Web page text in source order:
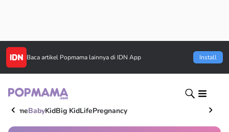
Baca artikel Popmama lainnya di IDN App Install
HomeBabyKidBig KidLifePregnancy